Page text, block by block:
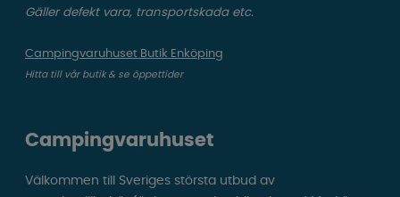
Gäller defekt vara, transportskada etc.
Campingvaruhuset Butik Enköping
Hitta till vår butik & se öppettider
Campingvaruhuset
Välkommen till Sveriges största utbud av